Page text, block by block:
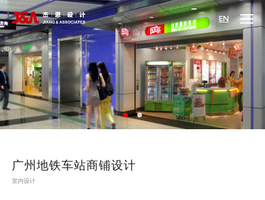
EN
广州地铁车站商铺设计
室内设计